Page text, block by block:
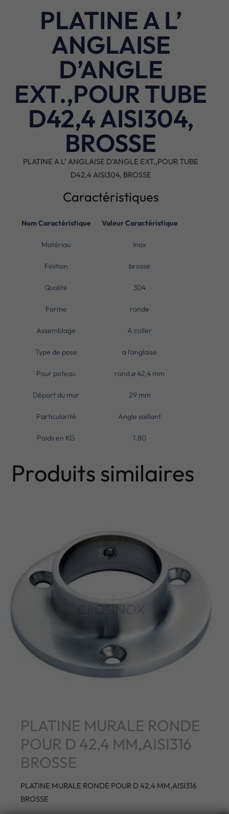
PLATINE A L’
ANGLAISE
D’ANGLE
EXT.,POUR TUBE
D42,4 AISI304,
BROSSE
PLATINE A L’ ANGLAISE D’ANGLE EXT.,POUR TUBE
D42,4 AISI304, BROSSE
Caractéristiques
Nom Caractéristique Valeur Caractéristique
Matériau Inox
Finition brosse
Qualité 304
Forme ronde
Assemblage A coller
Type de pose a l’anglaise
Pour poteau rond ø 42,4 mm
Déport du mur 29 mm
Particularité Angle saillant
Poids en KG 1.80
Produits similaires
PLATINE MURALE RONDE
POUR D 42,4 MM,AISI316
BROSSE
PLATINE MURALE RONDE POUR D 42,4 MM,AISI316
BROSSE